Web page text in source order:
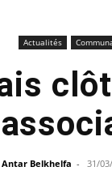
Actualités
Antar Belkhelfa - 31/